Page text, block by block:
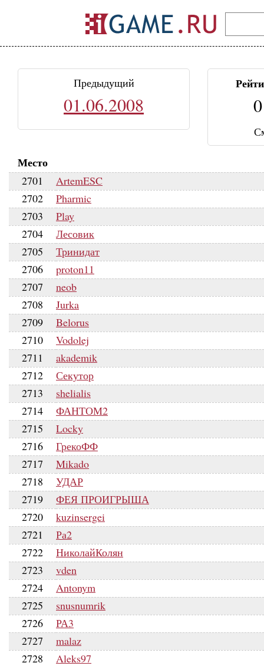
Предыдущий
01.06.2008
Место
2701
ArtemESC
2702
Pharmic
2703
Play
2704
Лесовик
2705
Тринидат
2706
proton11
2707
neob
2708
Jurka
2709
Belorus
2710
Vodolej
2711
akademik
2712
Секутор
2713
shelialis
2714
ФАНТОМ2
2715
Locky
2716
ГрекоФФ
2717
Mikado
2718
УДАР
2719
ФЕЯ ПРОИГРЫША
2720
kuzinsergei
2721
Ра2
2722
НиколайКолян
2723
vden
2724
Antonym
2725
snusnumrik
2726
РА3
2727
malaz
2728
Aleks97